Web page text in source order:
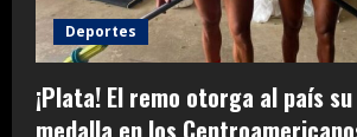
Deportes
¡Plata! El remo otorga al país